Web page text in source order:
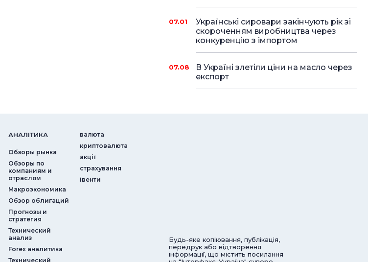
07.01
Українські сировари закінчують рік зі
скороченням виробництва через
конкуренцію з імпортом
07.08
В Україні злетіли ціни на масло через
експорт
АНАЛIТИКА
Обзоры рынка
Обзоры по
компаниям и
отраслям
Макроэкономика
Обзор облигаций
Прогнозы и
стратегия
Технический
анализ
Forex аналитика
Технический
валюта
криптовалюта
акції
страхування
iвенти
Будь-яке копіювання, публікація,
передрук або відтворення
інформації, що містить посилання